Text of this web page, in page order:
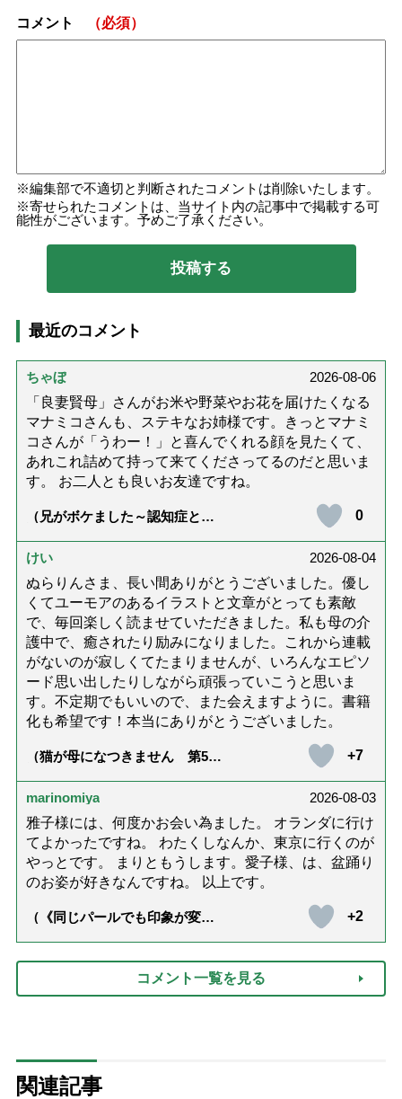
コメント （必須）
編集部で不適切と判断されたコメントは削除いたします。
寄せられたコメントは、当サイト内の記事中で掲載する可
能性がございます。予めご了承ください。
最近のコメント
ちゃぼ
2026-08-06
「良妻賢母」さんがお米や野菜やお花を届けたくなる
マナミコさんも、ステキなお姉様です。きっとマナミ
コさんが「うわー！」と喜んでくれる顔を見たくて、
あれこれ詰めて持って来てくださってるのだと思いま
す。 お二人とも良いお友達ですね。
（兄がボケました～認知症と介
達』が届きました」）
0
けい
2026-08-04
ぬらりんさま、長い間ありがとうございました。優し
くてユーモアのあるイラストと文章がとっても素敵
で、毎回楽しく読ませていただきました。私も母の介
護中で、癒されたり励みになりました。これから連載
がないのが寂しくてたまりませんが、いろんなエピソ
ード思い出したりしながら頑張っていこうと思いま
す。不定期でもいいので、また会えますように。書籍
化も希望です！本当にありがとうございました。
（猫が母になつきません 第500
+7
marinomiya
2026-08-03
雅子様には、何度かお会い為ました。 オランダに行け
てよかったですね。 わたくしなんか、東京に行くのが
やっとです。 まりともうします。愛子様、は、盆踊り
のお姿が好きなんですね。 以上です。
（《同じパールでも印象が変
の夏ネックレス」上品＆涼しげ
に見せる4つの法則）
+2
コメント一覧を見る
関連記事